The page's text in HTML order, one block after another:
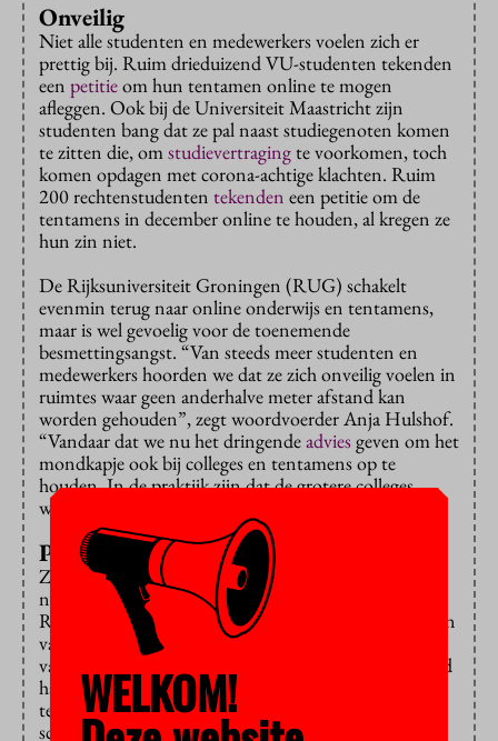
Onveilig
Niet alle studenten en medewerkers voelen zich er
prettig bij. Ruim drieduizend VU-studenten tekenden
een petitieom hun tentamen online te mogen
afleggen. Ook bij de Universiteit Maastricht zijn
studenten bang dat ze pal naast studiegenoten komen
te zitten die, omstudievertragingte voorkomen, toch
komen opdagen met corona-achtige klachten. Ruim
200 rechtenstudenten tekenden een petitie om de
tentamens in december online te houden, al kregen ze
hun zin niet.
De Rijksuniversiteit Groningen (RUG) schakelt
evenmin terug naar online onderwijs en tentamens,
maar is wel gevoelig voor de toenemende
besmettingsangst. “Van steeds meer studenten en
medewerkers hoorden we dat ze zich onveilig voelen in
ruimtes waar geen anderhalve meter afstand kan
worden gehouden”, zegt woordvoerder Anja Hulshof.
“Vandaar dat we nu het dringendeadviesgeven om het
mondkapje ook bij colleges en tentamens op te
houden. In de praktijk zijn dat de grotere colleges,
want bij werkgroepen kun je beter afstand houden.”
Positieve reacties
Ze heeft nog geen zicht op de naleving, en weet ook
niet of de besmettingsangst nu afneemt. Wel heeft de
RUG veel positieve reacties ontvangen, onder anderen
van de Leidse hoogleraar Remco Breuker, voorman
van WOinActie. Als lid van de Leidse universiteitsraad
had hij zijn eigen college van bestuur al eerder –
tevergeefs – gevraagd om mondkapjes te adviseren,
schrijft hij opTwitter. Hij speculeert dat dit de
WELKOM!